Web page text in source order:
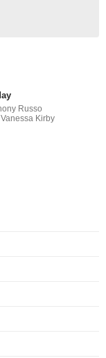
Russo
Kirby